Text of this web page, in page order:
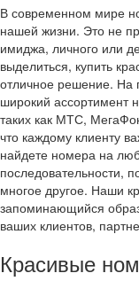
В современном мире
нашей жизни. Это не
имиджа, личного или
выделиться, купить
отличное решение.
широкий ассортимент
таких как МТС,
что каждому клиенту
найдете номера на
последовательности,
многое другое. Наши
запоминающийся
ваших клиентов,
Красивые